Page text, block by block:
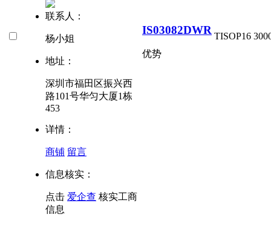
联系人：
杨小姐
地址：
深圳市福田区振兴西
路101号华匀大厦1栋
453
详情：
商铺 留言
信息核实：
点击 爱企查 核实工商
信息
IS03082DWR
优势
TISOP16